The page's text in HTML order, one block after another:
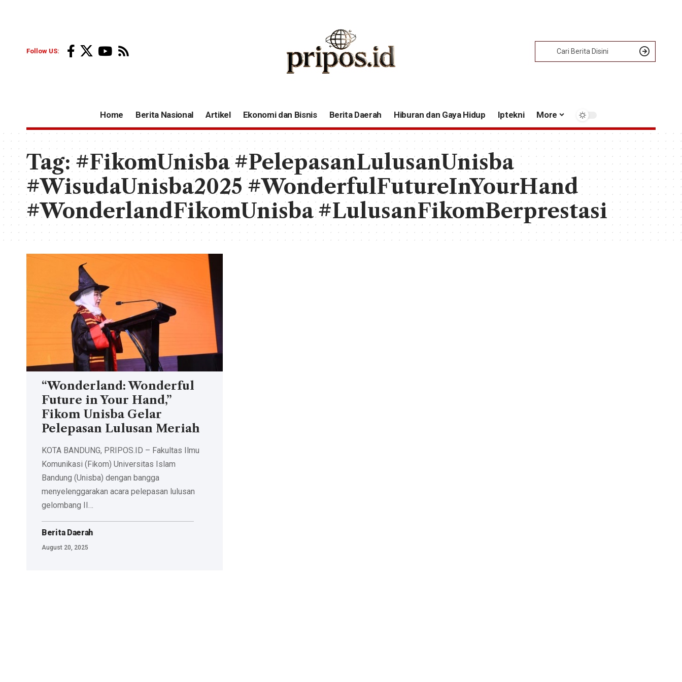
Follow US:
Home Berita Nasional Artikel Ekonomi dan Bisnis Berita Daerah Hiburan dan Gaya Hidup Iptekni More
Tag:#FikomUnisba #PelepasanLulusanUnisba
#WisudaUnisba2025 #WonderfulFutureInYourHand
#WonderlandFikomUnisba #LulusanFikomBerprestasi
“Wonderland: Wonderful
Future in Your Hand,”
Fikom Unisba Gelar
Pelepasan Lulusan Meriah
KOTA BANDUNG, PRIPOS.ID – Fakultas Ilmu
Komunikasi (Fikom) Universitas Islam
Bandung (Unisba) dengan bangga
menyelenggarakan acara pelepasan lulusan
gelombang II…
Berita Daerah
August 20, 2025